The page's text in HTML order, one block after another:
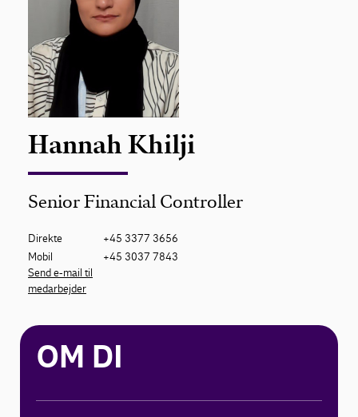
Hannah Khilji
Senior Financial Controller
Direkte
+45 3377 3656
Mobil
+45 3037 7843
Send e-mail til
medarbejder
OM DI